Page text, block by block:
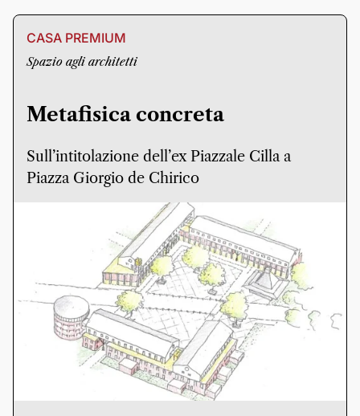
CASA PREMIUM
Spazio agli architetti
Metafisica concreta
Sull’intitolazione dell’ex Piazzale Cilla a
Piazza Giorgio de Chirico